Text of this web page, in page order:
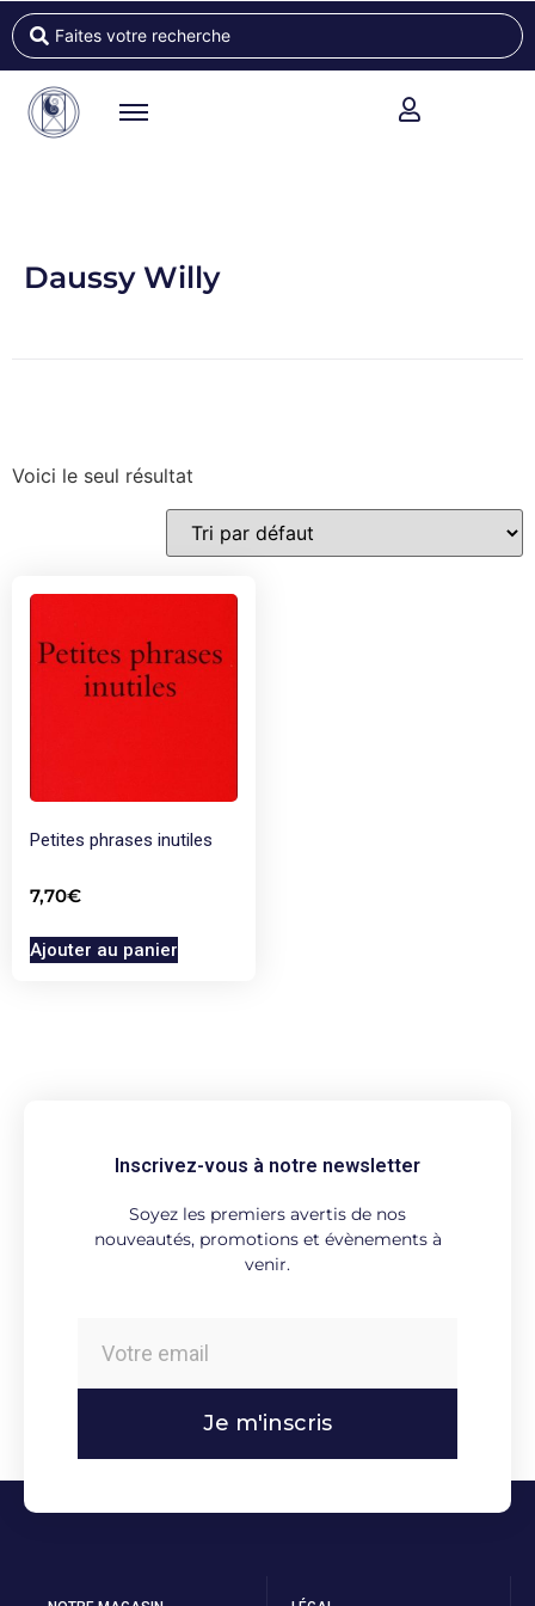
Daussy Willy
Voici le seul résultat
Petites phrases inutiles
7,70€
Ajouter au panier
Inscrivez-vous à notre newsletter
Soyez les premiers avertis de nos
nouveautés, promotions et évènements à
venir.
Je m'inscris